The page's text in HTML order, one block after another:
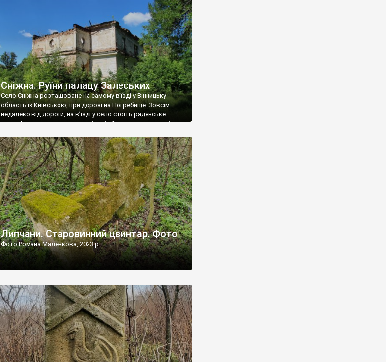
збереглися, написані кирилицею, церковнослов’янською
мовою. За всіма традиційними ознаками – цвинтар
український. Хрести датуються 19 століттям. У 1924-1940
роках Болган […]
Сніжна. Руїни палацу Залеських
Село Сніжна розташоване на самому в’їзді у Вінницьку
область із Київською, при дорозі на Погребище. Зовсім
недалеко від дороги, на в’їзді у село стоїть радянське
рельєфне пано, яке показує жінку і яблуню, а трохи далі,
дороги їх не видно, але видно дві стареньких колії у траві –
[…]
Липчани. Старовинний цвинтар. Фото
Фото Романа Маленкова, 2023 р.